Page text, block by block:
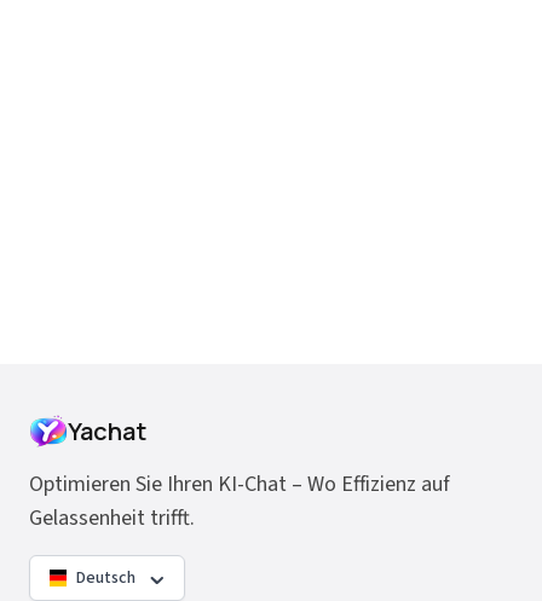
Yachat
Optimieren Sie Ihren KI-Chat – Wo Effizienz auf
Gelassenheit trifft.
Deutsch